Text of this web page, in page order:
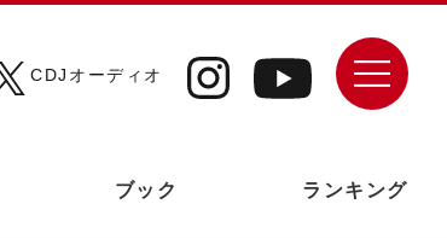
CDJオーディオ
ブック ランキング